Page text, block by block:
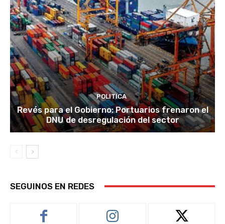
POLITICA
Revés para el Gobierno: Portuarios frenaron el
DNU de desregulación del sector
SEGUINOS EN REDES